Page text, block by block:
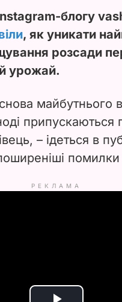
блогу
, як уникати
розсади
урожай.
майбутнього
– ідеться в
помилки
РЕКЛАМА